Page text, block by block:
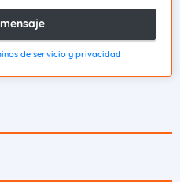
de servicio y privacidad